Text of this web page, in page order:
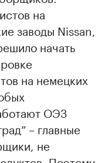
на
заводы Nissan,
начать
на немецких
ОЭЗ
– главные
не